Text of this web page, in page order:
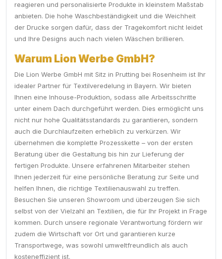
reagieren und personalisierte Produkte in kleinstem Maßstab
anbieten. Die hohe Waschbeständigkeit und die Weichheit
der Drucke sorgen dafür, dass der Tragekomfort nicht leidet
und Ihre Designs auch nach vielen Wäschen brillieren.
Warum Lion Werbe GmbH?
Die Lion Werbe GmbH mit Sitz in Prutting bei Rosenheim ist Ihr
idealer Partner für Textilveredelung in Bayern. Wir bieten
Ihnen eine Inhouse-Produktion, sodass alle Arbeitsschritte
unter einem Dach durchgeführt werden. Dies ermöglicht uns
nicht nur hohe Qualitätsstandards zu garantieren, sondern
auch die Durchlaufzeiten erheblich zu verkürzen. Wir
übernehmen die komplette Prozesskette – von der ersten
Beratung über die Gestaltung bis hin zur Lieferung der
fertigen Produkte. Unsere erfahrenen Mitarbeiter stehen
Ihnen jederzeit für eine persönliche Beratung zur Seite und
helfen Ihnen, die richtige Textilienauswahl zu treffen.
Besuchen Sie unseren Showroom und überzeugen Sie sich
selbst von der Vielzahl an Textilien, die für Ihr Projekt in Frage
kommen. Durch unsere regionale Verantwortung fördern wir
zudem die Wirtschaft vor Ort und garantieren kurze
Transportwege, was sowohl umweltfreundlich als auch
kosteneffizient ist.